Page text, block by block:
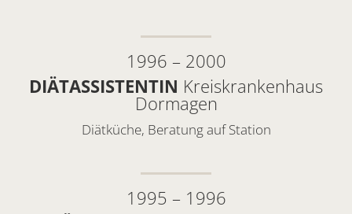
1996 – 2000
DIÄTASSISTENTIN Kreiskrankenhaus
Dormagen
Diätküche, Beratung auf Station
1995 – 1996